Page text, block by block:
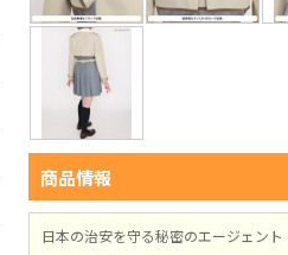
商品情報
日本の治安を守る秘密のエージェン